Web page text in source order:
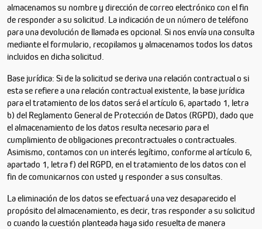
almacenamos su nombre y dirección de correo electrónico con el fin
de responder a su solicitud. La indicación de un número de teléfono
para una devolución de llamada es opcional. Si nos envía una consulta
mediante el formulario, recopilamos y almacenamos todos los datos
incluidos en dicha solicitud.
Base jurídica: Si de la solicitud se deriva una relación contractual o si
esta se refiere a una relación contractual existente, la base jurídica
para el tratamiento de los datos será el artículo 6, apartado 1, letra
b) del Reglamento General de Protección de Datos (RGPD), dado que
el almacenamiento de los datos resulta necesario para el
cumplimiento de obligaciones precontractuales o contractuales.
Asimismo, contamos con un interés legítimo, conforme al artículo 6,
apartado 1, letra f) del RGPD, en el tratamiento de los datos con el
fin de comunicarnos con usted y responder a sus consultas.
La eliminación de los datos se efectuará una vez desaparecido el
propósito del almacenamiento, es decir, tras responder a su solicitud
o cuando la cuestión planteada haya sido resuelta de manera